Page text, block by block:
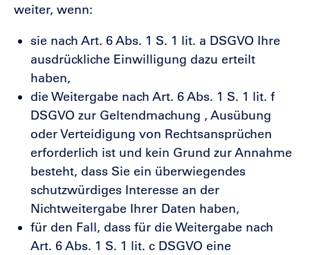
weiter, wenn:
sie nach Art. 6 Abs. 1 S. 1 lit. a DSGVO Ihre
ausdrückliche Einwilligung dazu erteilt
haben,
die Weitergabe nach Art. 6 Abs. 1 S. 1 lit. f
DSGVO zur Geltendmachung , Ausübung
oder Verteidigung von Rechtsansprüchen
erforderlich ist und kein Grund zur Annahme
besteht, dass Sie ein überwiegendes
schutzwürdiges Interesse an der
Nichtweitergabe Ihrer Daten haben,
für den Fall, dass für die Weitergabe nach
Art. 6 Abs. 1 S. 1 lit. c DSGVO eine